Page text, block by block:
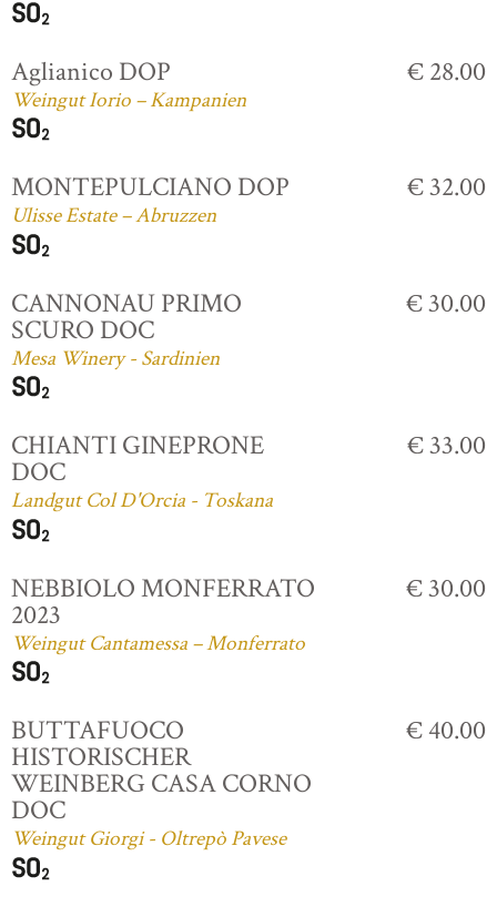
Aglianico DOP
Weingut Iorio – Kampanien
€ 28.00
MONTEPULCIANO DOP
Ulisse Estate – Abruzzen
€ 32.00
CANNONAU PRIMO
SCURO DOC
Mesa Winery - Sardinien
€ 30.00
CHIANTI GINEPRONE
DOC
Landgut Col D'Orcia - Toskana
€ 33.00
NEBBIOLO MONFERRATO
2023
Weingut Cantamessa – Monferrato
€ 30.00
BUTTAFUOCO
HISTORISCHER
WEINBERG CASA CORNO
DOC
Weingut Giorgi - Oltrepò Pavese
€ 40.00